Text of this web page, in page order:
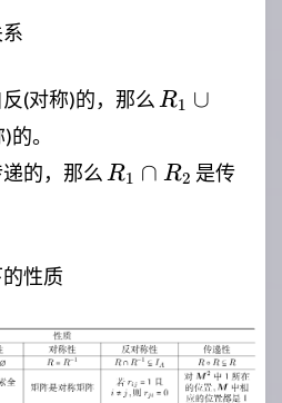
(对称)的，那么 R_1
R1 ∪
。
的，那么 R_1
R1 ∩ R2 是传
性质